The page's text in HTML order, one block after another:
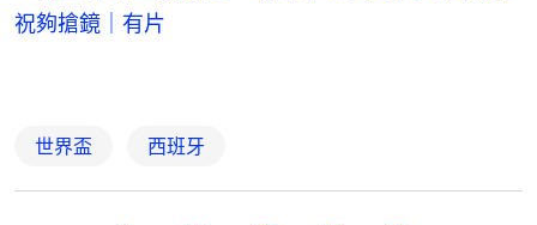
祝夠搶鏡｜有片
世界盃 西班牙